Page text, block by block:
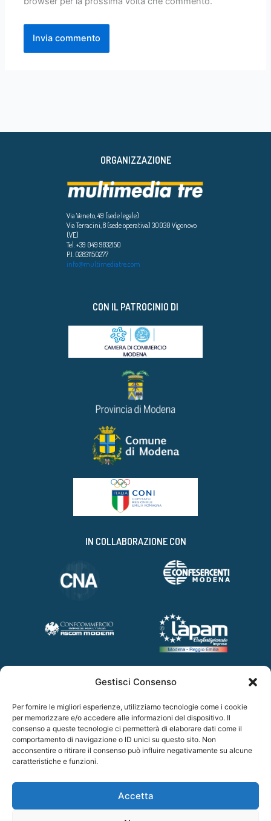
Gestisci Consenso
Per fornire le migliori esperienze, utilizziamo tecnologie come i cookie
per memorizzare e/o accedere alle informazioni del dispositivo. Il
consenso a queste tecnologie ci permetterà di elaborare dati come il
comportamento di navigazione o ID unici su questo sito. Non
acconsentire o ritirare il consenso può influire negativamente su alcune
caratteristiche e funzioni.
Accetta
ORGANIZZAZIONE
Via Veneto, 49 (sede legale)
Via Terracini, 8 (sede operativa) 30030 Vigonovo
(VE)
Tel. +39 049 9832150
P.I. 02831150277
info@multimediatre.com
CON IL PATROCINIO DI
IN COLLABORAZIONE CON
PARTNER